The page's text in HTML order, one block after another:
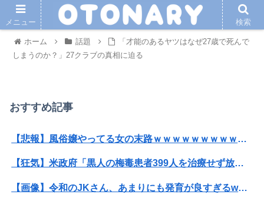
ホーム 話題
「才能のあるヤツはなぜ27歳で死んで
しまうのか？」27クラブの真相に迫る
おすすめ記事
【悲報】風俗嬢やってる女の末路ｗｗｗｗｗｗｗｗｗｗｗ
【狂気】米政府「黒人の梅毒患者399人を治療せず放置したらどうなるか見たろ！」→40年間続けてしまう
【画像】令和のJKさん、あまりにも発育が良すぎるwwwwwwww
メニュー 検索